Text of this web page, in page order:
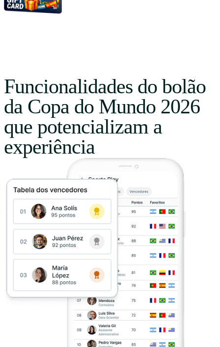
Funcionalidades do bolão
da Copa do Mundo 2026
que potencializam a
experiência